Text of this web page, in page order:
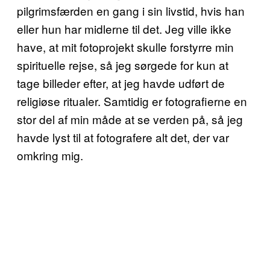
pilgrimsfærden en gang i sin livstid, hvis han
eller hun har midlerne til det. Jeg ville ikke
have, at mit fotoprojekt skulle forstyrre min
spirituelle rejse, så jeg sørgede for kun at
tage billeder efter, at jeg havde udført de
religiøse ritualer. Samtidig er fotografierne en
stor del af min måde at se verden på, så jeg
havde lyst til at fotografere alt det, der var
omkring mig.